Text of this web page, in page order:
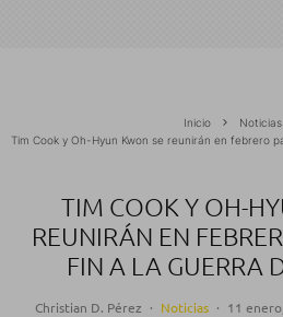
Inicio
Noticias
Tim Cook y Oh-Hyun Kwon se reunirán en febrero
TIM COOK Y OH-
REUNIRÁN EN
FIN A LA GUERRA
Christian D. Pérez · Noticias · 11